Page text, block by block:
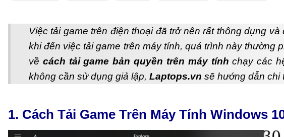
Việc tải game trên điện thoại đã trở nên rất thông dụng
khi đến việc tải game trên máy tính, quá trình này thường
về cách tải game bản quyền trên máy tính chạy các
không cần sử dụng giả lập, Laptops.vn sẽ hướng dẫn chi
1. Cách Tải Game Trên Máy Tính Windows